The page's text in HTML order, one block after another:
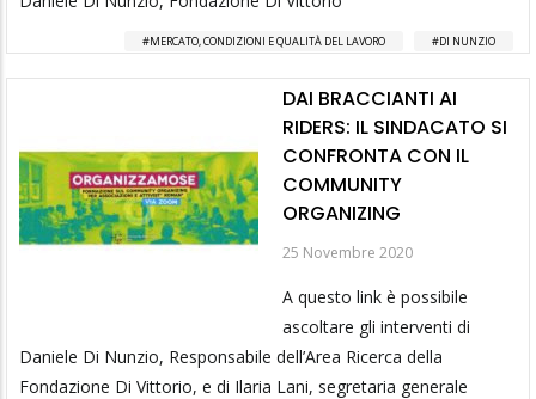
MERCATO, CONDIZIONI E QUALITÀ DEL LAVORO DI NUNZIO
DAI BRACCIANTI AI
RIDERS: IL SINDACATO SI
CONFRONTA CON IL
COMMUNITY
ORGANIZING
25 Novembre 2020
A questo link è possibile
ascoltare gli interventi di
Daniele Di Nunzio, Responsabile dell’Area Ricerca della
Fondazione Di Vittorio, e di Ilaria Lani, segretaria generale